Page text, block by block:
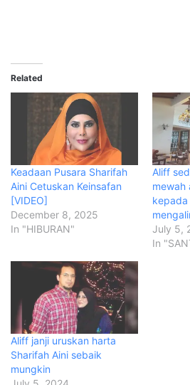
Related
Keadaan Pusara Sharifah
Aini Cetuskan Keinsafan
[VIDEO]
December 8, 2025
In "HIBURAN"
Aliff
mewah
kepada
July 5,
In
Aliff janji uruskan harta
Sharifah Aini sebaik
mungkin